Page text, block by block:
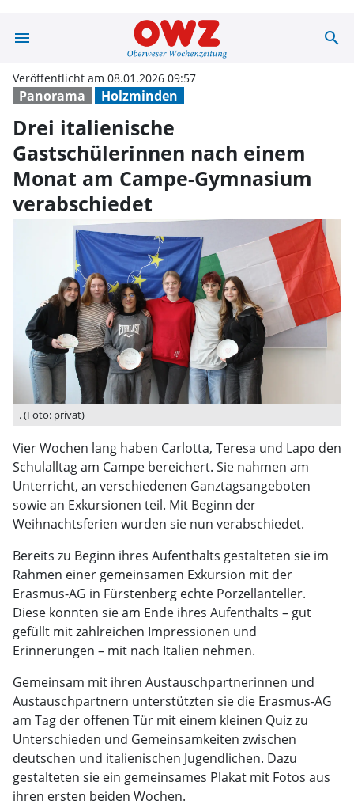
menu Drei search
Panorama Holzminden
Veröffentlicht am 08.01.2026 09:57
Drei italienische
Gastschülerinnen nach einem
Monat am Campe-Gymnasium
verabschiedet
. (Foto: privat)
Vier Wochen lang haben Carlotta, Teresa und Lapo den
Schulalltag am Campe bereichert. Sie nahmen am
Unterricht, an verschiedenen Ganztagsangeboten
sowie an Exkursionen teil. Mit Beginn der
Weihnachtsferien wurden sie nun verabschiedet.
Bereits zu Beginn ihres Aufenthalts gestalteten sie im
Rahmen einer gemeinsamen Exkursion mit der
Erasmus-AG in Fürstenberg echte Porzellanteller.
Diese konnten sie am Ende ihres Aufenthalts – gut
gefüllt mit zahlreichen Impressionen und
Erinnerungen – mit nach Italien nehmen.
Gemeinsam mit ihren Austauschpartnerinnen und
Austauschpartnern unterstützten sie die Erasmus-AG
am Tag der offenen Tür mit einem kleinen Quiz zu
Unterschieden und Gemeinsamkeiten zwischen
deutschen und italienischen Jugendlichen. Dazu
gestalteten sie ein gemeinsames Plakat mit Fotos aus
ihren ersten beiden Wochen.